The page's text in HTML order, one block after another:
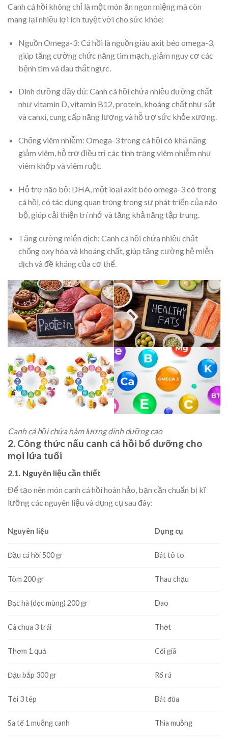
Canh cá hồi không chỉ là một món ăn ngon miệng mà còn
mang lại nhiều lợi ích tuyệt vời cho sức khỏe:
Nguồn Omega-3: Cá hồi là nguồn giàu axit béo omega-3,
giúp tăng cường chức năng tim mạch, giảm nguy cơ các
bệnh tim và đau thắt ngực.
Dinh dưỡng đầy đủ: Canh cá hồi chứa nhiều dưỡng chất
như vitamin D, vitamin B12, protein, khoáng chất như sắt
và canxi, cung cấp năng lượng và hỗ trợ sức khỏe xương.
Chống viêm nhiễm: Omega-3 trong cá hồi có khả năng
giảm viêm, hỗ trợ điều trị các tình trạng viêm nhiễm như
viêm khớp và viêm ruột.
Hỗ trợ não bộ: DHA, một loại axit béo omega-3 có trong
cá hồi, có tác dụng quan trọng trong sự phát triển của não
bộ, giúp cải thiện trí nhớ và tăng khả năng tập trung.
Tăng cường miễn dịch: Canh cá hồi chứa nhiều chất
chống oxy hóa và khoáng chất, giúp tăng cường hệ miễn
dịch và đề kháng của cơ thể.
Canh cá hồi chứa hàm lượng dinh dưỡng cao
2. Công thức nấu canh cá hồi bổ dưỡng cho
mọi lứa tuổi
2.1. Nguyên liệu cần thiết
Để tạo nên món canh cá hồi hoàn hảo, bạn cần chuẩn bị kĩ
lưỡng các nguyên liệu và dụng cụ sau đây:
Nguyên liệu Dụng cụ
Đầu cá hồi 500 gr Bát tô to
Tôm 200 gr Thau chậu
Bạc hà (dọc mùng) 200 gr Dao
Cà chua 3 trái Thớt
Thơm 1 quả Cối giã
Đậu bắp 300 gr Rổ rá
Tỏi 3 tép Bát đũa
Sa tế 1 muỗng canh Thìa muỗng